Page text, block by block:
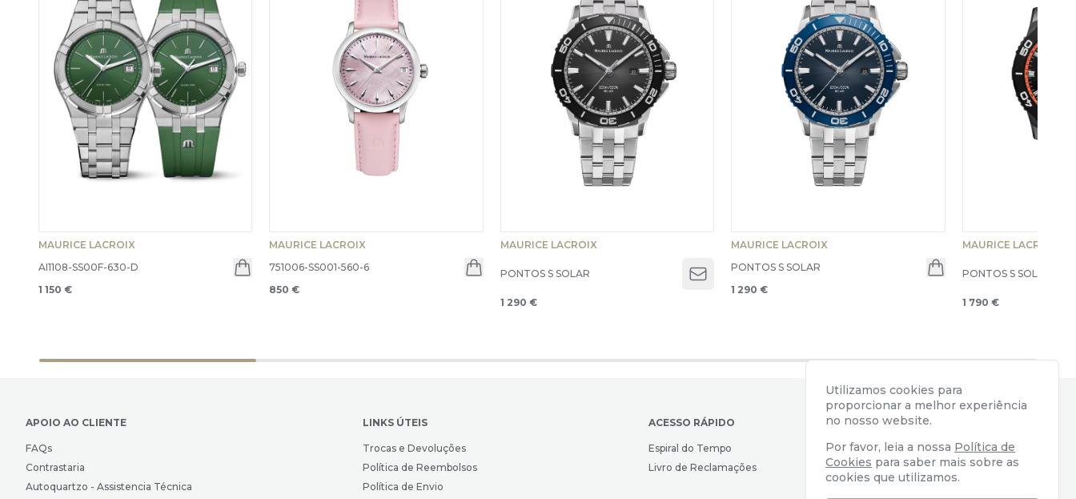
MAURICE LACROIX
AI1108-SS00F-630-D
1 150 €
MAURICE LACROIX
751006-SS001-560-6
850 €
MAURICE LACROIX
PONTOS S SOLAR
Open menu
1 290 €
MAURICE LACROIX
PONTOS S SOLAR
1 290 €
MAURICE LACROIX
PONTOS S SOLAR -
1 790 €
APOIO AO CLIENTE
FAQs
Contrastaria
Autoquartzo - Assistencia Técnica
LINKS ÚTEIS
Trocas e Devoluções
Política de Reembolsos
Política de Envio
ACESSO RÁPIDO
Espiral do Tempo
Livro de Reclamações
CONTACTOS
Av. Almirante Reis, 39
1169-039 Lisboa, Portugal
Utilizamos cookies para
proporcionar a melhor experiência
no nosso website.
Por favor, leia a nossa Política de
Cookies para saber mais sobre as
cookies que utilizamos.